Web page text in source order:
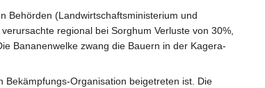
Behörden (Landwirtschaftsministerium und
regional bei Sorghum Verluste von 30%,
Bananenwelke zwang die Bauern in der Kagera-
Bekämpfungs-Organisation beigetreten ist. Die